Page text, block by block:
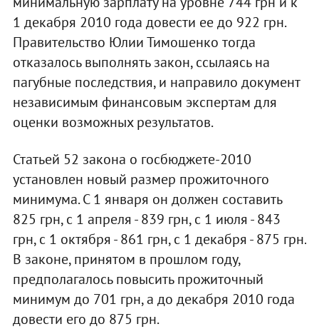
1 декабря 2010 года довести ее до 922 грн.
Правительство Юлии Тимошенко тогда
отказалось выполнять закон, ссылаясь на
пагубные последствия, и направило документ
независимым финансовым экспертам для
оценки возможных результатов.
Статьей 52 закона о госбюджете-2010
установлен новый размер прожиточного
минимума. С 1 января он должен составить
825 грн, с 1 апреля - 839 грн, с 1 июля - 843
грн, с 1 октября - 861 грн, с 1 декабря - 875 грн.
В законе, принятом в прошлом году,
предполагалось повысить прожиточный
минимум до 701 грн, а до декабря 2010 года
довести его до 875 грн.